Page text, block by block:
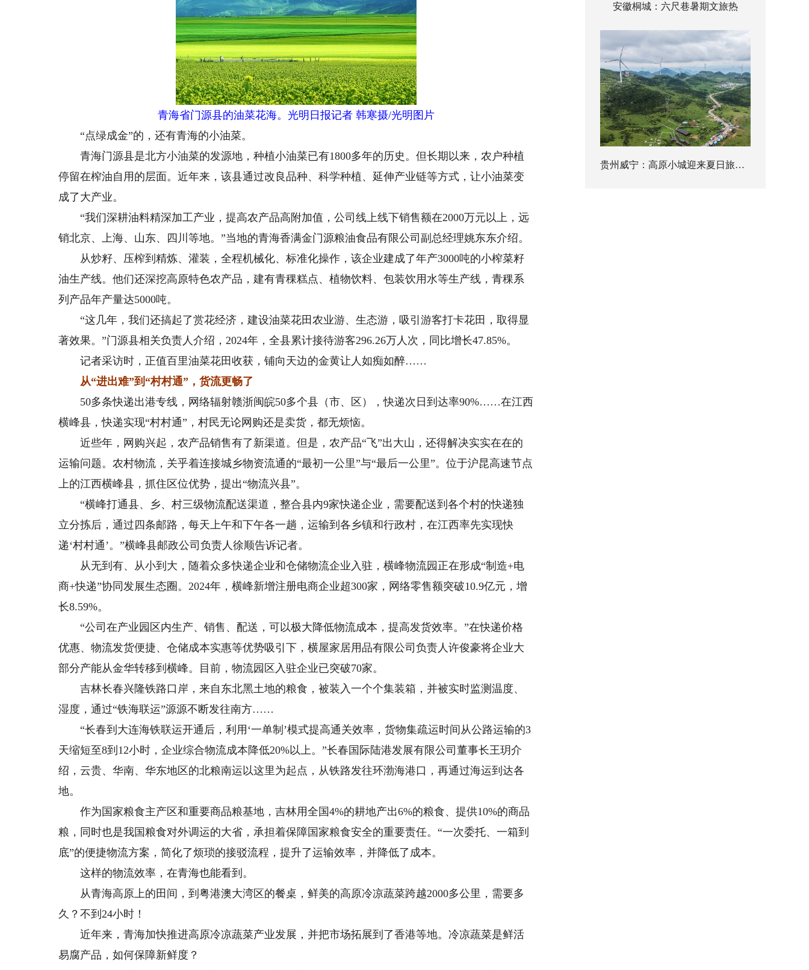
青海省门源县的油菜花海。光明日报记者 韩寒摄/光明图片
“点绿成金”的，还有青海的小油菜。
青海门源县是北方小油菜的发源地，种植小油菜已有1800多年的历史。但长期以来，农户种植
停留在榨油自用的层面。近年来，该县通过改良品种、科学种植、延伸产业链等方式，让小油菜变
成了大产业。
“我们深耕油料精深加工产业，提高农产品高附加值，公司线上线下销售额在2000万元以上，远
销北京、上海、山东、四川等地。”当地的青海香满金门源粮油食品有限公司副总经理姚东东介绍。
从炒籽、压榨到精炼、灌装，全程机械化、标准化操作，该企业建成了年产3000吨的小榨菜籽
油生产线。他们还深挖高原特色农产品，建有青稞糕点、植物饮料、包装饮用水等生产线，青稞系
列产品年产量达5000吨。
“这几年，我们还搞起了赏花经济，建设油菜花田农业游、生态游，吸引游客打卡花田，取得显
著效果。”门源县相关负责人介绍，2024年，全县累计接待游客296.26万人次，同比增长47.85%。
记者采访时，正值百里油菜花田收获，铺向天边的金黄让人如痴如醉……
从“进出难”到“村村通”，货流更畅了
50多条快递出港专线，网络辐射赣浙闽皖50多个县（市、区），快递次日到达率90%……在江西
横峰县，快递实现“村村通”，村民无论网购还是卖货，都无烦恼。
近些年，网购兴起，农产品销售有了新渠道。但是，农产品“飞”出大山，还得解决实实在在的
运输问题。农村物流，关乎着连接城乡物资流通的“最初一公里”与“最后一公里”。位于沪昆高速节点
上的江西横峰县，抓住区位优势，提出“物流兴县”。
“横峰打通县、乡、村三级物流配送渠道，整合县内9家快递企业，需要配送到各个村的快递独
立分拣后，通过四条邮路，每天上午和下午各一趟，运输到各乡镇和行政村，在江西率先实现快
递‘村村通’。”横峰县邮政公司负责人徐顺告诉记者。
从无到有、从小到大，随着众多快递企业和仓储物流企业入驻，横峰物流园正在形成“制造+电
商+快递”协同发展生态圈。2024年，横峰新增注册电商企业超300家，网络零售额突破10.9亿元，增
长8.59%。
“公司在产业园区内生产、销售、配送，可以极大降低物流成本，提高发货效率。”在快递价格
优惠、物流发货便捷、仓储成本实惠等优势吸引下，横屋家居用品有限公司负责人许俊豪将企业大
部分产能从金华转移到横峰。目前，物流园区入驻企业已突破70家。
吉林长春兴隆铁路口岸，来自东北黑土地的粮食，被装入一个个集装箱，并被实时监测温度、
湿度，通过“铁海联运”源源不断发往南方……
“长春到大连海铁联运开通后，利用‘一单制’模式提高通关效率，货物集疏运时间从公路运输的3
天缩短至8到12小时，企业综合物流成本降低20%以上。”长春国际陆港发展有限公司董事长王玥介
绍，云贵、华南、华东地区的北粮南运以这里为起点，从铁路发往环渤海港口，再通过海运到达各
地。
作为国家粮食主产区和重要商品粮基地，吉林用全国4%的耕地产出6%的粮食、提供10%的商品
粮，同时也是我国粮食对外调运的大省，承担着保障国家粮食安全的重要责任。“一次委托、一箱到
底”的便捷物流方案，简化了烦琐的接驳流程，提升了运输效率，并降低了成本。
这样的物流效率，在青海也能看到。
从青海高原上的田间，到粤港澳大湾区的餐桌，鲜美的高原冷凉蔬菜跨越2000多公里，需要多
久？不到24小时！
近年来，青海加快推进高原冷凉蔬菜产业发展，并把市场拓展到了香港等地。冷凉蔬菜是鲜活
易腐产品，如何保障新鲜度？
安徽桐城：六尺巷暑期文旅热
贵州威宁：高原小城迎来夏日旅游高峰